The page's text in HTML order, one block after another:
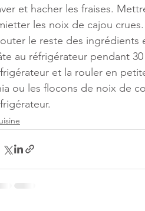
et hacher les fraises.
les noix de cajou
le reste des ingrédients
au réfrigérateur pendant
et la rouler en
ou les flocons de noix de